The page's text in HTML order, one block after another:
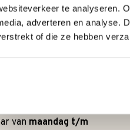
te analyseren.
adverteren en analyse.
of die ze hebben
gerust
dat je als klant het
te kunnen bellen. Bij
ook gewoon. We zijn
van maandag t/m